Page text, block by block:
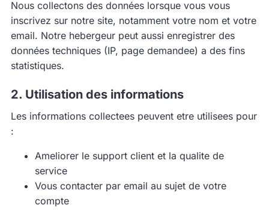
Nous collectons des données lorsque vous vous
inscrivez sur notre site, notamment votre nom et votre
email. Notre hebergeur peut aussi enregistrer des
données techniques (IP, page demandee) a des fins
statistiques.
2. Utilisation des informations
Les informations collectees peuvent etre utilisees pour
:
Ameliorer le support client et la qualite de
service
Vous contacter par email au sujet de votre
compte